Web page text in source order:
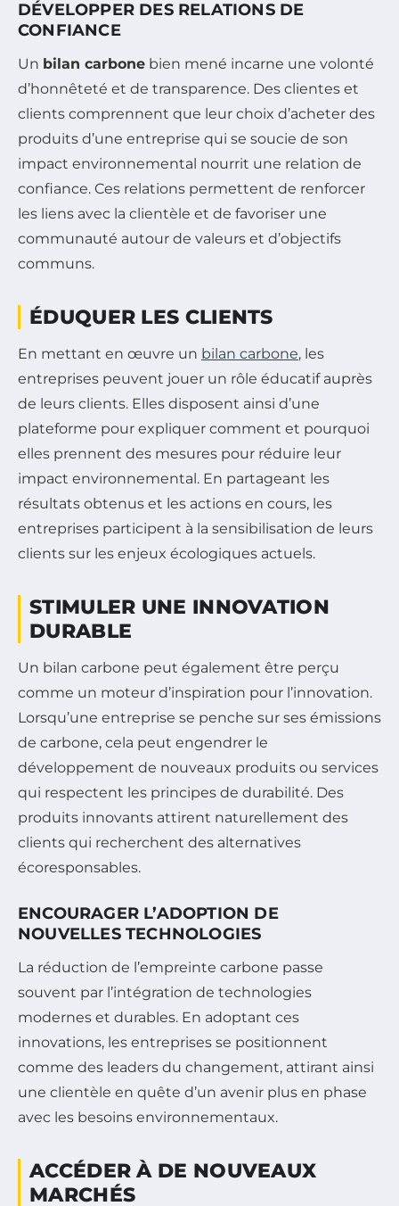
DÉVELOPPER DES RELATIONS DE
CONFIANCE
Un bilan carbone bien mené incarne une volonté
d’honnêteté et de transparence. Des clientes et
clients comprennent que leur choix d’acheter des
produits d’une entreprise qui se soucie de son
impact environnemental nourrit une relation de
confiance. Ces relations permettent de renforcer
les liens avec la clientèle et de favoriser une
communauté autour de valeurs et d’objectifs
communs.
ÉDUQUER LES CLIENTS
En mettant en œuvre un bilan carbone, les
entreprises peuvent jouer un rôle éducatif auprès
de leurs clients. Elles disposent ainsi d’une
plateforme pour expliquer comment et pourquoi
elles prennent des mesures pour réduire leur
impact environnemental. En partageant les
résultats obtenus et les actions en cours, les
entreprises participent à la sensibilisation de leurs
clients sur les enjeux écologiques actuels.
STIMULER UNE INNOVATION
DURABLE
Un bilan carbone peut également être perçu
comme un moteur d’inspiration pour l’innovation.
Lorsqu’une entreprise se penche sur ses émissions
de carbone, cela peut engendrer le
développement de nouveaux produits ou services
qui respectent les principes de durabilité. Des
produits innovants attirent naturellement des
clients qui recherchent des alternatives
écoresponsables.
ENCOURAGER L’ADOPTION DE
NOUVELLES TECHNOLOGIES
La réduction de l’empreinte carbone passe
souvent par l’intégration de technologies
modernes et durables. En adoptant ces
innovations, les entreprises se positionnent
comme des leaders du changement, attirant ainsi
une clientèle en quête d’un avenir plus en phase
avec les besoins environnementaux.
ACCÉDER À DE NOUVEAUX
MARCHÉS